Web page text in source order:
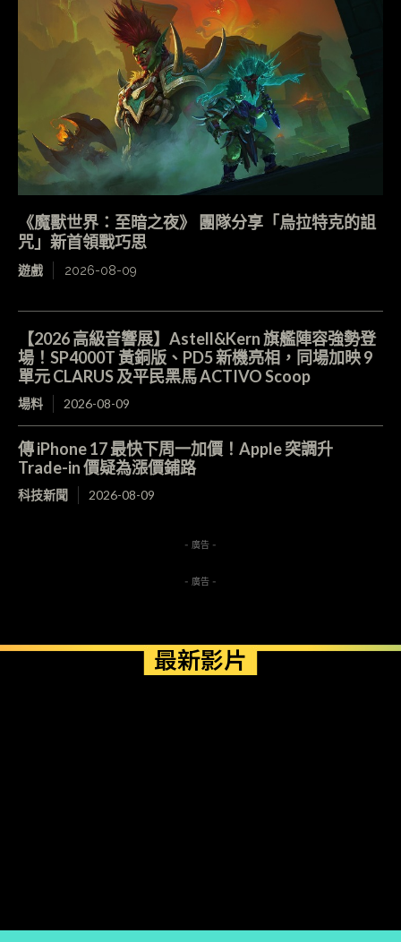
《魔獸世界：至暗之夜》 團隊分享「烏拉特克的詛
咒」新首領戰巧思
遊戲 2026-08-09
【2026 高級音響展】Astell&Kern 旗艦陣容強勢登
場！SP4000T 黃銅版、PD5 新機亮相，同場加映 9
單元 CLARUS 及平民黑馬 ACTIVO Scoop
場料 2026-08-09
傳 iPhone 17 最快下周一加價！Apple 突調升
Trade-in 價疑為漲價鋪路
科技新聞 2026-08-09
- 廣告 -
- 廣告 -
最新影片